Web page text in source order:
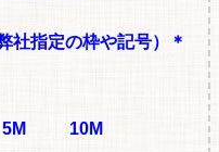
社指定の枠や記号）
＊
10M